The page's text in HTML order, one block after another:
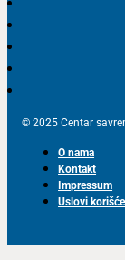
© 2025 Centar
O nama
Kontakt
Impressum
Uslovi